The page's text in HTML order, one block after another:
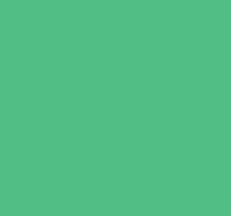
Packs de
à l'utilisation avec des